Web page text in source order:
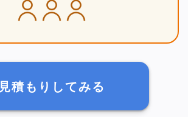
見積もりしてみる